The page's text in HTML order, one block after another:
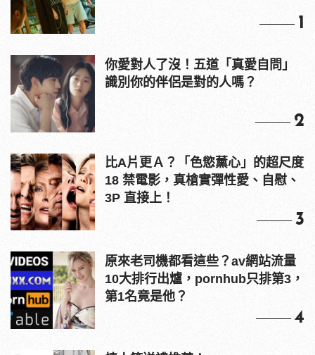
1
你愛對人了沒！五道「真愛自問」
識別你的伴侶是對的人嗎？
2
比A片更Ａ？「色慾薰心」的超尺度
18 禁電影，真槍實彈性愛、自慰、
3P 直接上！
3
原來老司機都看這些？av網站流量
10大排行出爐，pornhub只排第3，
第1名竟是他？
4